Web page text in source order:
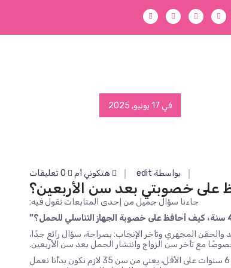
في 17 يونيو, 2025
بواسطة edit هتكوني أم
على خصوبتي بعد سن الأربعين؟
جاءنا سؤال جميل من إحدى المتابعات تقول فيه:
المجهري وتأخر الإنجاب: بصراحة، سؤال رائع جدًا،
مع تأخر سن الزواج وانتشار الحمل بعد سن الأربعين.
لكن الحقيقة إننا نفضل نبدأ هذا الحوار قبل سن الأربعين بـ 5 أو 6 سنوات على الأقل، يعني من سن 35 لازم نكون بدأنا نعمل